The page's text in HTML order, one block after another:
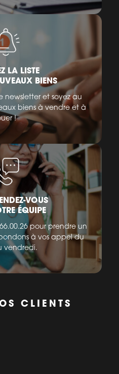
LA LISTE
BIENS
newsletter et soyez au
biens à vendre et à
!
VOUS
ÉQUIPE
pour prendre un
à vos appel du
vendredi.
CLIENTS